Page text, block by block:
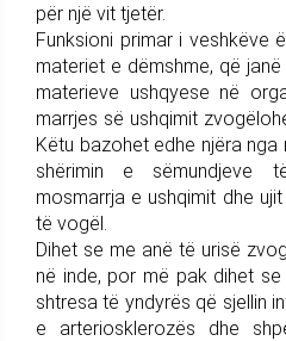
për një vit tjetër.
Funksioni primar i veshkëve
materiet e dëmshme, që
materieve ushqyese në
marrjes së ushqimit
Këtu bazohet edhe njëra
shërimin e sëmundjeve
mosmarrja e ushqimit dhe
të vogël.
Dihet se me anë të urisë
në inde, por më pak dihet
shtresa të yndyrës që sjellin
e arteriosklerozës dhe